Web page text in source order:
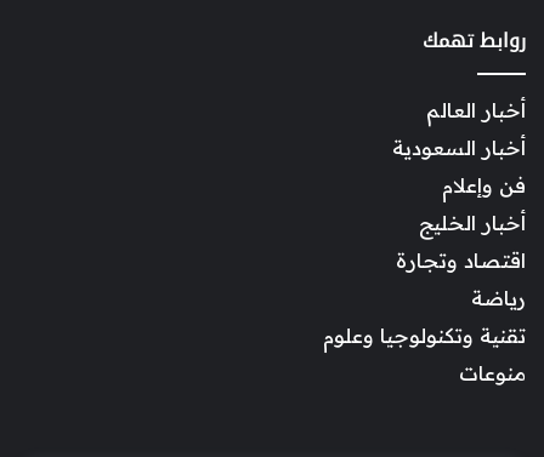
روابط تهمك
أخبار العالم
أخبار السعودية
فن وإعلام
أخبار الخليج
اقتصاد وتجارة
رياضة
تقنية وتكنولوجيا وعلوم
منوعات